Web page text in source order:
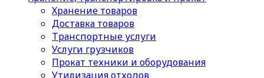
Хранение товаров
Доставка товаров
Транспортные услуги
Услуги грузчиков
Прокат техники и оборудования
Утилизация отходов